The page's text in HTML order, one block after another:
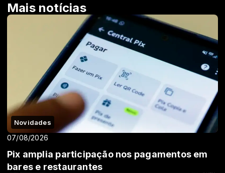
Mais notícias
Novidades
07/08/2026
Pix amplia participação nos pagamentos em
bares e restaurantes